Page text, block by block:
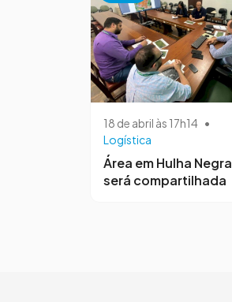
18 de abril às 17h14 •
Logística
Área em Hulha Negra
será compartilhada